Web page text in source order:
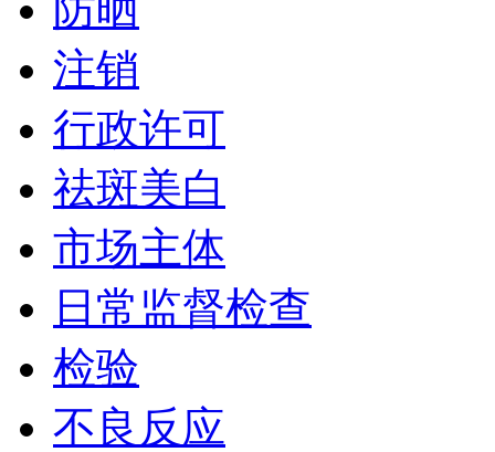
注销
行政许可
祛斑美白
市场主体
日常监督检查
检验
不良反应